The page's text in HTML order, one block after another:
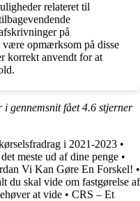
relateret til
på
opmærksom på disse
korrekt anvendt for at
gennemsnit fået4.6 stjerner
i 2021-2023 •
meste ud af dine penge •
Vi Kan Gøre En Forskel! •
du skal vide om fastgørelse af
at vide • CRS – Et